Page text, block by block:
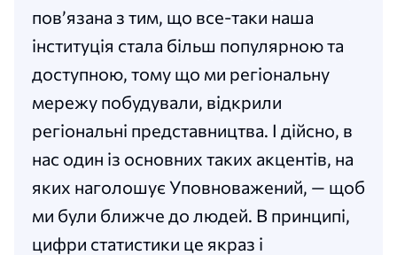
пов’язана з тим, що все-таки наша
інституція стала більш популярною та
доступною, тому що ми регіональну
мережу побудували, відкрили
регіональні представництва. І дійсно, в
нас один із основних таких акцентів, на
яких наголошує Уповноважений, — щоб
ми були ближче до людей. В принципі,
цифри статистики це якраз і